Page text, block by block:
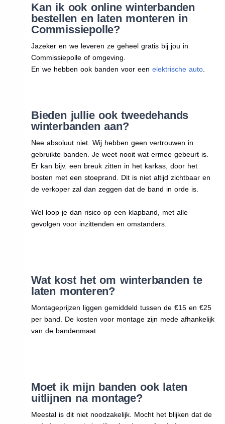
Kan ik ook online winterbanden
bestellen en laten monteren in
Commissiepolle?
Jazeker en we leveren ze geheel gratis bij jou in
Commissiepolle of omgeving.
En we hebben ook banden voor een elektrische auto.
Bieden jullie ook tweedehands
winterbanden aan?
Nee absoluut niet. Wij hebben geen vertrouwen in
gebruikte banden. Je weet nooit wat ermee gebeurt is.
Er kan bijv. een breuk zitten in het karkas, door het
bosten met een stoeprand. Dit is niet altijd zichtbaar en
de verkoper zal dan zeggen dat de band in orde is.
Wel loop je dan risico op een klapband, met alle
gevolgen voor inzittenden en omstanders.
Wat kost het om winterbanden te
laten monteren?
Montageprijzen liggen gemiddeld tussen de €15 en €25
per band. De kosten voor montage zijn mede afhankelijk
van de bandenmaat.
Moet ik mijn banden ook laten
uitlijnen na montage?
Meestal is dit niet noodzakelijk. Mocht het blijken dat de